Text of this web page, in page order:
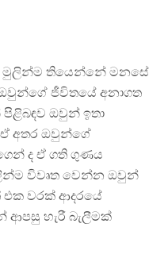
මුලින්ම තියෙන්නේ මනසේ
ජීවිතයේ අනාගත
ඔවුන් ඉතා
අතර ඔවුන්ගේ
ද ඒ ගති ගුණය
විවෘත වෙන්න ඔවුන්
වරක් ආදරයේ
හැරී බැලීමක්